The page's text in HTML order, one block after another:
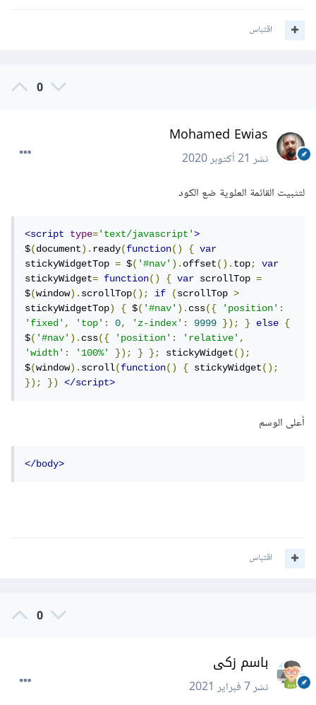
اقتباس
0
Mohamed Ewias
نشر21 أكتوبر 2020
لتثبيت القائمة العلوية ضع الكود
<script type='text/javascript'>
$(document).ready(function() {
var
stickyWidgetTop = $('#nav').offset().top;
var
stickyWidget= function() { var scrollTop =
$(window).scrollTop(); if (scrollTop >
stickyWidgetTop) { $('#nav').css({ 'position':
'fixed', 'top': 0, 'z-index': 9999 }); } else
{
$('#nav').css({ 'position': 'relative',
'width': '100%' }); } }; stickyWidget();
$(window).scroll(function() { stickyWidget();
});
}) </script>
أعلى الوسم
</body>
اقتباس
0
باسم زكى
نشر7 فبراير 2021